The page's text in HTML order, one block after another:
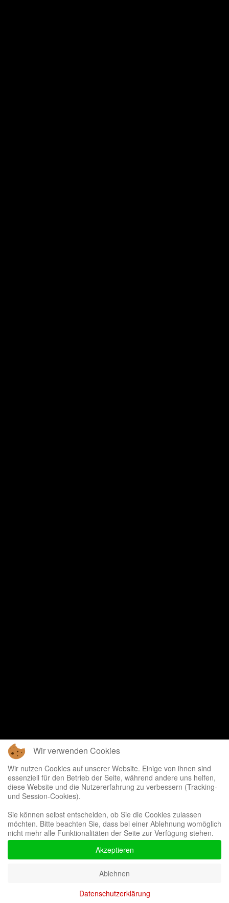
Wir verwenden Cookies
Wir nutzen Cookies auf unserer Website. Einige von ihnen sind
essenziell für den Betrieb der Seite, während andere uns helfen,
diese Website und die Nutzererfahrung zu verbessern (Tracking-
und Session-Cookies).
Sie können selbst entscheiden, ob Sie die Cookies zulassen
möchten. Bitte beachten Sie, dass bei einer Ablehnung womöglich
nicht mehr alle Funktionalitäten der Seite zur Verfügung stehen.
Akzeptieren
Ablehnen
Datenschutzerklärung